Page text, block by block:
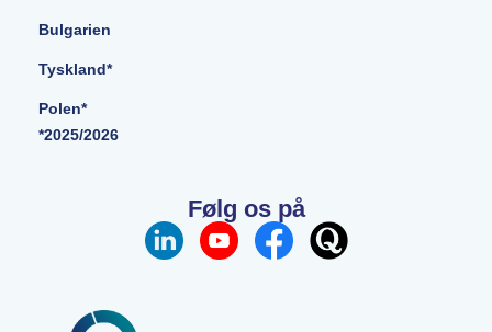
Bulgarien
Tyskland*
Polen*
*2025/2026
Følg os på